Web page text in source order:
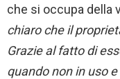
che si occupa della
chiaro che il
Grazie al fatto di
quando non in uso